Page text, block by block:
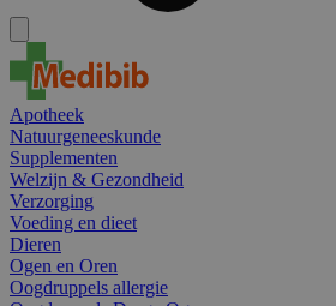
Apotheek
Natuurgeneeskunde
Supplementen
Welzijn & Gezondheid
Verzorging
Voeding en dieet
Dieren
Ogen en Oren
Oogdruppels allergie